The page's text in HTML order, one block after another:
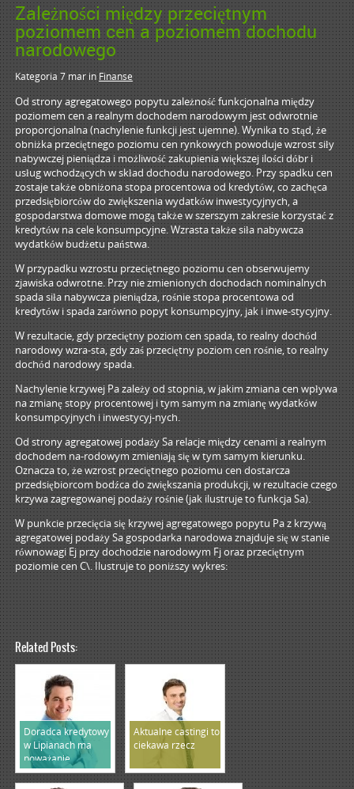
Zależności między przeciętnym
poziomem cen a poziomem dochodu
narodowego
Kategoria 7 marinFinanse
Od strony agregatowego popytu zależność funkcjonalna między
poziomem cen a realnym dochodem narodowym jest odwrotnie
proporcjonalna (nachylenie funkcji jest ujemne). Wynika to stąd, że
obniżka przeciętnego poziomu cen rynkowych powoduje wzrost siły
nabywczej pieniądza i możliwość zakupienia większej ilości dóbr i
usług wchodzących w skład dochodu narodowego. Przy spadku cen
zostaje także obniżona stopa procentowa od kredytów, co zachęca
przedsiębiorców do zwiększenia wydatków inwestycyjnych, a
gospodarstwa domowe mogą także w szerszym zakresie korzystać z
kredytów na cele konsumpcyjne. Wzrasta także siła nabywcza
wydatków budżetu państwa.
W przypadku wzrostu przeciętnego poziomu cen obserwujemy
zjawiska odwrotne. Przy nie zmienionych dochodach nominalnych
spada siła nabywcza pieniądza, rośnie stopa procentowa od
kredytów i spada zarówno popyt konsumpcyjny, jak i inwe-stycyjny.
W rezultacie, gdy przeciętny poziom cen spada, to realny dochód
narodowy wzra-sta, gdy zaś przeciętny poziom cen rośnie, to realny
dochód narodowy spada.
Nachylenie krzywej Pa zależy od stopnia, w jakim zmiana cen wpływa
na zmianę stopy procentowej i tym samym na zmianę wydatków
konsumpcyjnych i inwestycyj-nych.
Od strony agregatowej podaży Sa relacje między cenami a realnym
dochodem na-rodowym zmieniają się w tym samym kierunku.
Oznacza to, że wzrost przeciętnego poziomu cen dostarcza
przedsiębiorcom bodźca do zwiększania produkcji, w rezultacie czego
krzywa zagregowanej podaży rośnie (jak ilustruje to funkcja Sa).
W punkcie przecięcia się krzywej agregatowego popytu Pa z krzywą
agregatowej podaży Sa gospodarka narodowa znajduje się w stanie
równowagi Ej przy dochodzie narodowym Fj oraz przeciętnym
poziomie cen C\. Ilustruje to poniższy wykres:
Related Posts:
Doradca kredytowy
w Lipianach ma
poważanie
Aktualne castingi to
ciekawa rzecz